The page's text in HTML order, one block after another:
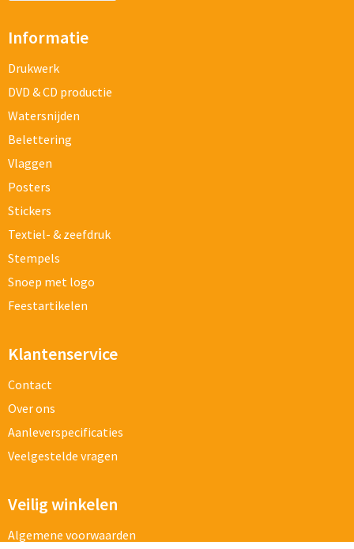
Informatie
Drukwerk
DVD & CD productie
Watersnijden
Belettering
Vlaggen
Posters
Stickers
Textiel- & zeefdruk
Stempels
Snoep met logo
Feestartikelen
Klantenservice
Contact
Over ons
Aanleverspecificaties
Veelgestelde vragen
Veilig winkelen
Algemene voorwaarden